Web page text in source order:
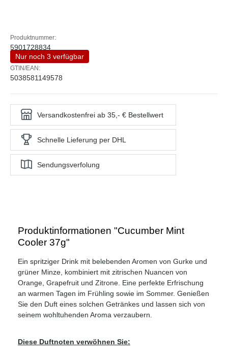
Produktnummer:
5901728834
Nur noch 3 verfügbar
GTIN/EAN:
5038581149578
Versandkostenfrei ab 35,- € Bestellwert
Schnelle Lieferung per DHL
Sendungsverfolung
Produktinformationen "Cucumber Mint
Cooler 37g"
Ein spritziger Drink mit belebenden Aromen von Gurke und
grüner Minze, kombiniert mit zitrischen Nuancen von
Orange, Grapefruit und Zitrone. Eine perfekte Erfrischung
an warmen Tagen im Frühling sowie im Sommer. Genießen
Sie den Duft eines solchen Getränkes und lassen sich von
seinem wohltuhenden Aroma verzaubern.
Diese Duftnoten verwöhnen Sie: